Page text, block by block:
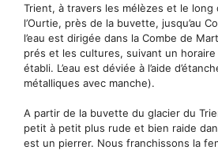
Trient, à travers les mélèzes et le long
l’Ourtie, près de la buvette, jusqu’au
l’eau est dirigée dans la Combe de
prés et les cultures, suivant un
établi. L’eau est déviée à l’aide
métalliques avec manche).
A partir de la buvette du glacier du
petit à petit plus rude et bien raide
est un pierrer. Nous franchissons la